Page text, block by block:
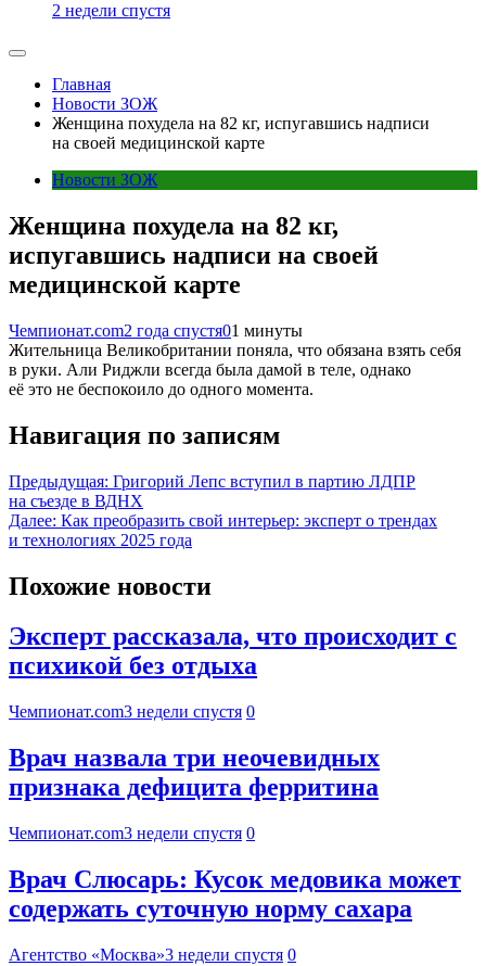
2 недели спустя
Главная
Новости ЗОЖ
Женщина похудела на 82 кг, испугавшись надписи
на своей медицинской карте
Новости ЗОЖ
Женщина похудела на 82 кг,
испугавшись надписи на своей
медицинской карте
Чемпионат.com2 года спустя01 минуты
Жительница Великобритании поняла, что обязана взять себя
в руки. Али Риджли всегда была дамой в теле, однако
её это не беспокоило до одного момента.
Навигация по записям
Предыдущая: Григорий Лепс вступил в партию ЛДПР
на съезде в ВДНХ
Далее: Как преобразить свой интерьер: эксперт о трендах
и технологиях 2025 года
Похожие новости
Эксперт рассказала, что происходит с
психикой без отдыха
Чемпионат.com3 недели спустя 0
Врач назвала три неочевидных
признака дефицита ферритина
Чемпионат.com3 недели спустя 0
Врач Слюсарь: Кусок медовика может
содержать суточную норму сахара
Агентство «Москва»3 недели спустя 0